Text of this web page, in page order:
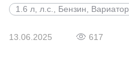
1.6 л, л.с., Бензин, Вариатор
13.06.2025 617